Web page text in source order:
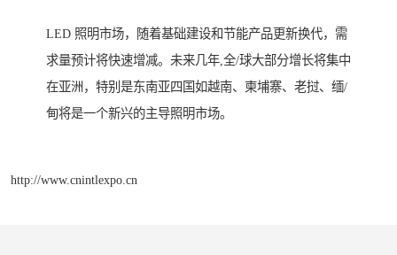
LED 照明市场，随着基础建设和节能产品更新换代，需
求量预计将快速增减。未来几年,全/球大部分增长将集中
在亚洲，特别是东南亚四国如越南、柬埔寨、老挝、缅/
甸将是一个新兴的主导照明市场。
http://www.cnintlexpo.cn